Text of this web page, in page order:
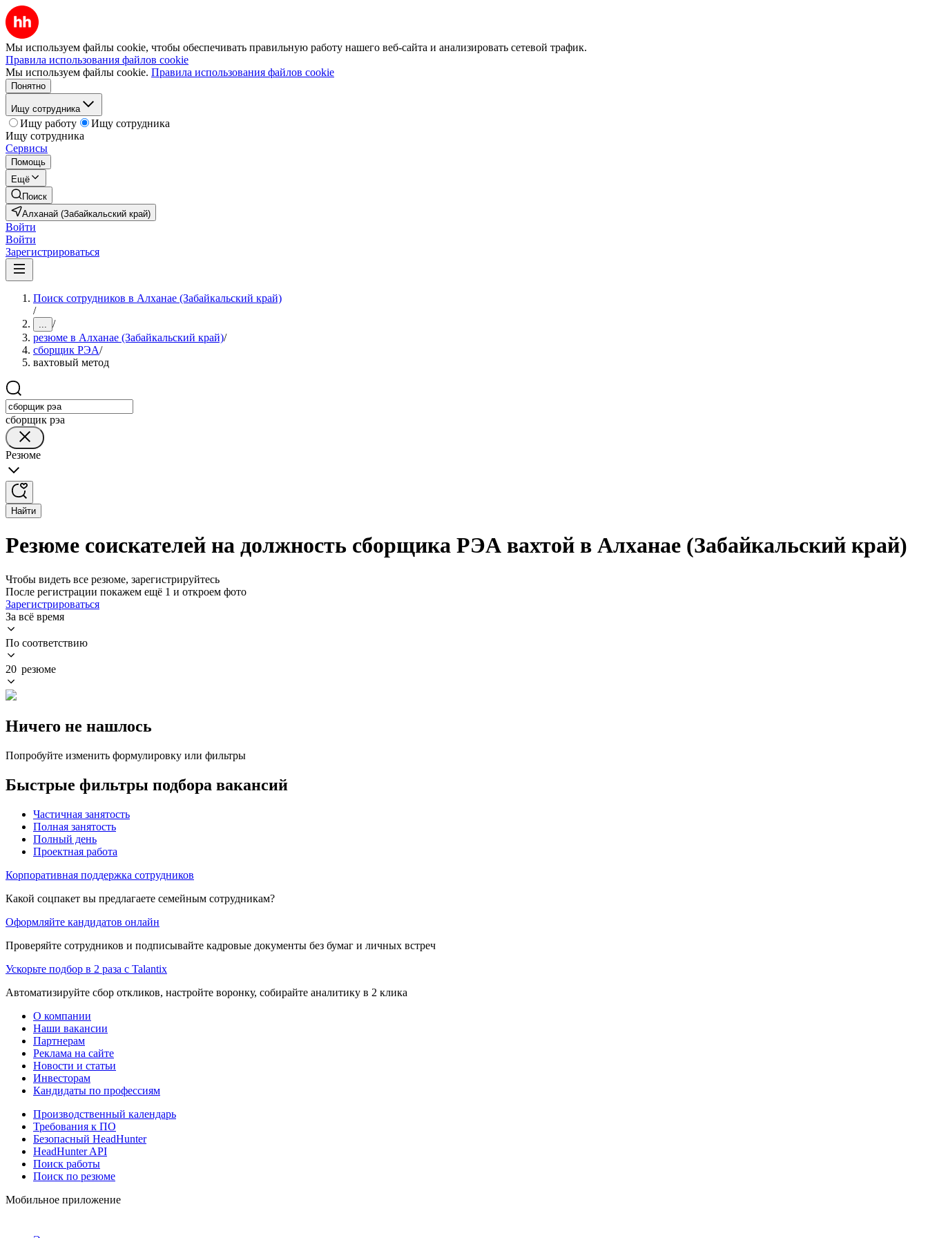
Мы используем файлы cookie, чтобы обеспечивать правильную работу нашего веб-сайта и анализировать сетевой трафик.
Правила использования файлов cookie
Мы используем файлы cookie. Правила использования файлов cookie
Понятно
Ищу сотрудника
Ищу работу
Ищу сотрудника
Ищу сотрудника
Сервисы
Помощь
Ещё
Поиск
Алханай (Забайкальский край)
Войти
Войти
Зарегистрироваться
Поиск сотрудников в Алханае (Забайкальский край)
/
... /
резюме в Алханае (Забайкальский край)/
сборщик РЭА/
вахтовый метод
сборщик рэа
Резюме
Найти
Резюме соискателей на должность сборщика РЭА вахтой в Алханае (Забайкальский край)
Чтобы видеть все резюме, зарегистрируйтесь
После регистрации покажем ещё 1 и откроем фото
Зарегистрироваться
За всё время
По соответствию
20 резюме
Ничего не нашлось
Попробуйте изменить формулировку или фильтры
Быстрые фильтры подбора вакансий
Частичная занятость
Полная занятость
Полный день
Проектная работа
Корпоративная поддержка сотрудников
Какой соцпакет вы предлагаете семейным сотрудникам?
Оформляйте кандидатов онлайн
Проверяйте сотрудников и подписывайте кадровые документы без бумаг и личных встреч
Ускорьте подбор в 2 раза с Talantix
Автоматизируйте сбор откликов, настройте воронку, собирайте аналитику в 2 клика
О компании
Наши вакансии
Партнерам
Реклама на сайте
Новости и статьи
Инвесторам
Кандидаты по профессиям
Производственный календарь
Требования к ПО
Безопасный HeadHunter
HeadHunter API
Поиск работы
Поиск по резюме
Мобильное приложение